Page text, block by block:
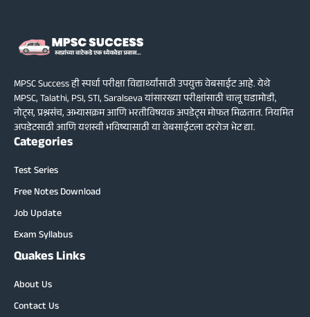
MPSC Success ही स्पर्धा परीक्षा विद्यार्थ्यांसाठी उपयुक्त वेबसाईट आहे. येथे
MPSC, Talathi, PSI, STI, Saralseva यांसारख्या परीक्षांसाठी चालू घडामोडी,
नोट्स, प्रश्नसंच, अभ्यासक्रम आणि भरतीविषयक अपडेट्स मोफत मिळतात. नियमित
अपडेटसाठी आणि यशस्वी भविष्यासाठी या वेबसाईटला दररोज भेट द्या.
Categories
Test Series
Free Notes Download
Job Update
Exam Syllabus
Quakes Links
About Us
Contact Us